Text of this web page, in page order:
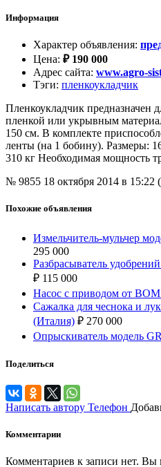
Информация
Характер объявления:
Цена: ₽190 000
Адрес сайта: www.agro-
Тэги: пленкоукладчик
Пленкоукладчик предназначен
пленкой или укрывным
150 см. В комплекте
ленты (на 1 бобину). Размеры:
310 кг Необходимая мощность
№ 9855 18 октября 2014 в 15:22
Похожие объявления
Измельчитель-мульчер
295 000
Разбрасыватель
₽ 115 000
Насос с приводом от ВОМ
Сажалка для чеснока и
(Италия) ₽ 270 000
Опрыскиватель модель
Поделиться
Написать автору Телефон
Комментарии
Комментариев к записи нет. Вы